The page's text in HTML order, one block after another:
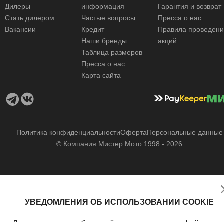
Дилеры
Стать дилером
Вакансии
информация
Частые вопросы
Кредит
Наши бренды
Таблица размеров
Пресса о нас
Карта сайта
Гарантия и возврат
Пресса о нас
Правила
акций
© Компания Мистер Мото 1998 - 2026
Политика конфиденциальностиОфертаПерсональные данные
УВЕДОМЛЕНИЯ ОБ ИСПОЛЬЗОВАНИИ COOKIE